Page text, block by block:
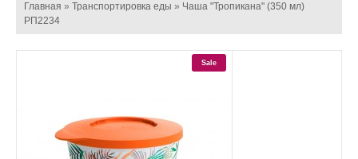
Главная » Транспортировка еды » Чаша "Тропикана" (350 мл)
РП2234
Sale